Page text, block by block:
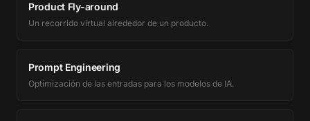
Product Fly-around
Un recorrido virtual alrededor de un producto.
Prompt Engineering
Optimización de las entradas para los modelos de IA.